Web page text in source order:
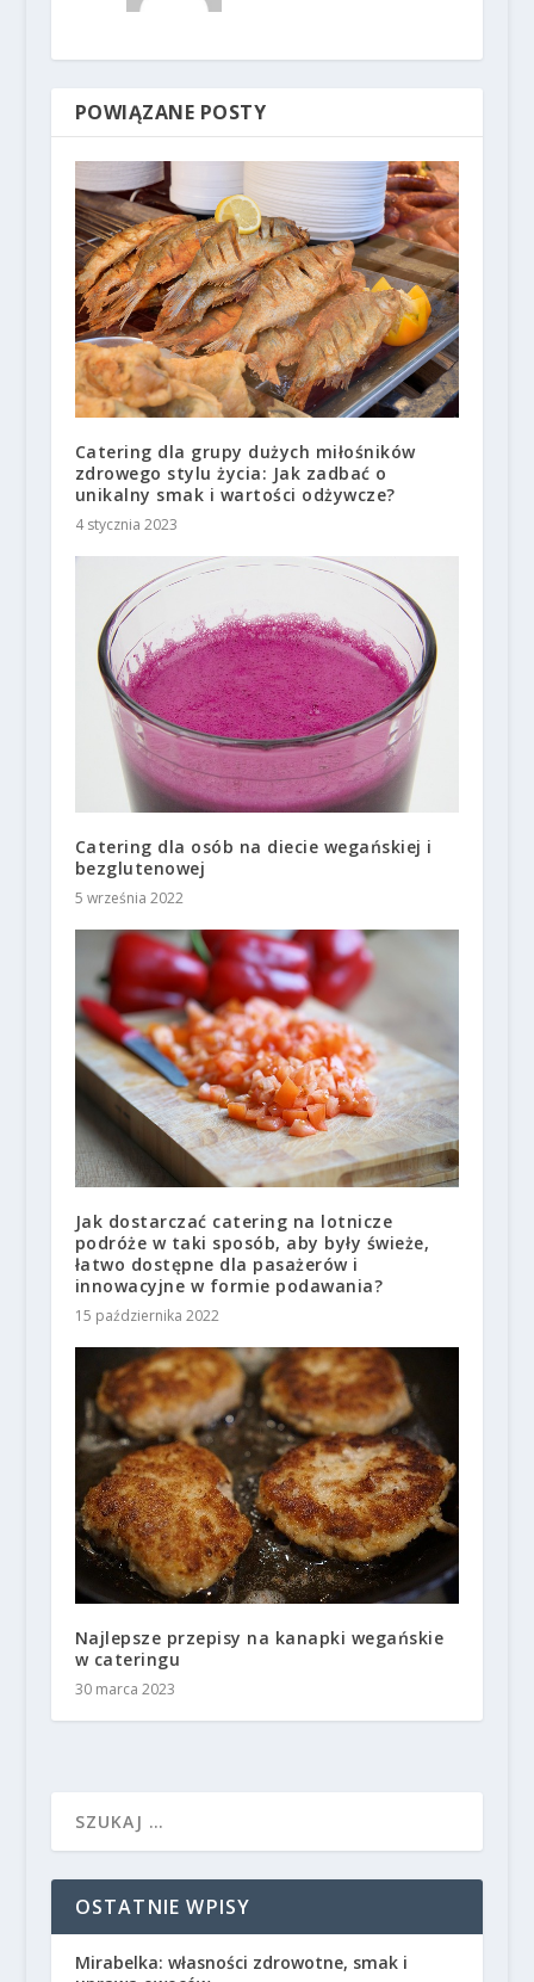
POWIĄZANE POSTY
Catering dla grupy dużych miłośników
zdrowego stylu życia: Jak zadbać o
unikalny smak i wartości odżywcze?
4 stycznia 2023
Catering dla osób na diecie wegańskiej i
bezglutenowej
5 września 2022
Jak dostarczać catering na lotnicze
podróże w taki sposób, aby były świeże,
łatwo dostępne dla pasażerów i
innowacyjne w formie podawania?
15 października 2022
Najlepsze przepisy na kanapki wegańskie
w cateringu
30 marca 2023
OSTATNIE WPISY
Mirabelka: własności zdrowotne, smak i